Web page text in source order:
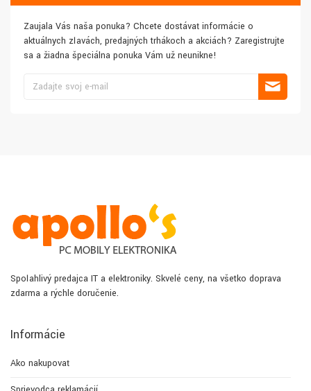
Zaujala Vás naša ponuka? Chcete dostávať informácie o
aktuálnych zľavách, predajných trhákoch a akciách? Zaregistrujte
sa a žiadna špeciálna ponuka Vám už neunikne!
Spoľahlivý predajca IT a elektroniky. Skvelé ceny, na všetko doprava
zdarma a rýchle doručenie.
Informácie
Ako nakupovať